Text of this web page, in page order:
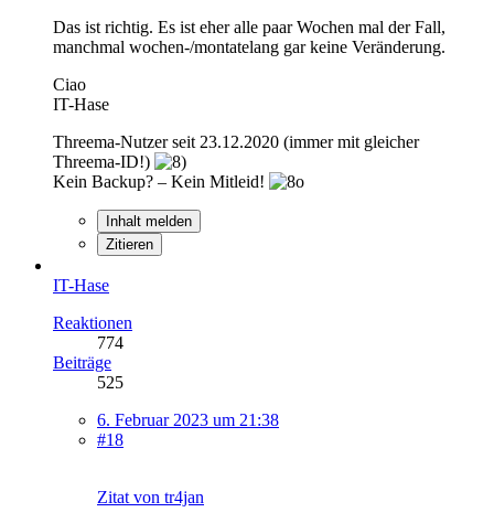
Das ist richtig. Es ist eher alle paar Wochen mal der Fall,
manchmal wochen-/montatelang gar keine Veränderung.
Ciao
IT-Hase
Threema-Nutzer seit 23.12.2020 (immer mit gleicher
Threema-ID!)
Kein Backup? – Kein Mitleid!
Inhalt melden
Zitieren
IT-Hase
Reaktionen
774
Beiträge
525
6. Februar 2023 um 21:38
#18
Zitat von tr4jan